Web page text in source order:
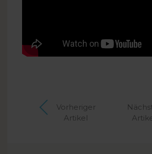
Vorheriger
Artikel